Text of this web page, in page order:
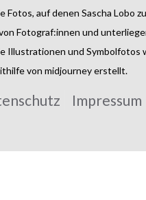
Fotos, auf denen Sascha Lobo
Fotograf:innen und
Illustrationen und Symbolfotos
von midjourney erstellt.
Impressum